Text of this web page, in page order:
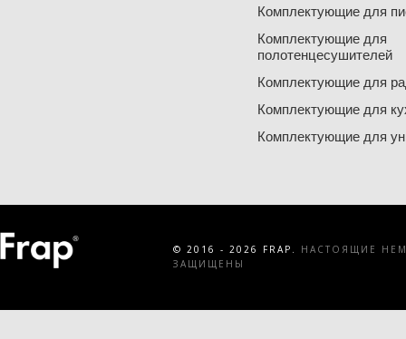
Комплектующие для
Комплектующие для
полотенцесушителей
Комплектующие для
Комплектующие для
Комплектующие для
© 2016 - 2026 FRAP.
НАСТОЯЩИЕ
ЗАЩИЩЕНЫ